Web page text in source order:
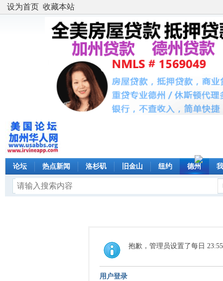
设为首页 收藏本站
论坛 热点新闻 洛杉矶 旧金山 纽约 德州
抱歉，管理员设置了每日
用户登录